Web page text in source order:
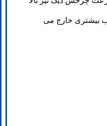
بیشتری خارج می